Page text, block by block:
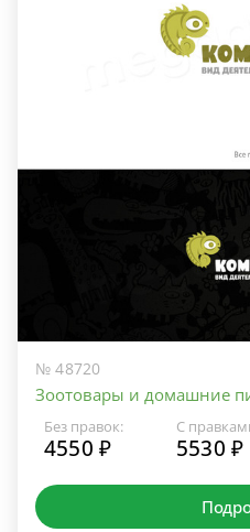
№ 48720
Зоотовары и домашние
Без правок:
4550 ₽
С
5530 ₽